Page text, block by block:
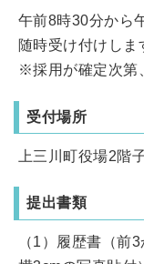
午前8時30分から
随時受け付けしま
※採用が確定次第
受付場所
上三川町役場2階
提出書類
（1）履歴書（前